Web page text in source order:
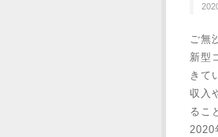
ご無
新型
きて
収入
るこ
2020